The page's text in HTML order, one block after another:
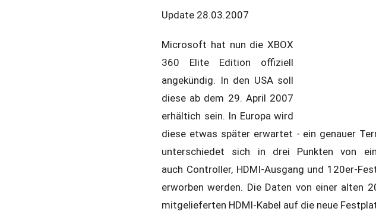
Update 28.03.2007
Microsoft hat nun die XBOX
360 Elite Edition offiziell
angekündig. In den USA soll
diese ab dem 29. April 2007
erhältich sein. In Europa wird
diese etwas später erwartet - ein genauer
unterschiedet sich in drei Punkten von
auch Controller, HDMI-Ausgang und 120er-
erworben werden. Die Daten von einer alten
mitgelieferten HDMI-Kabel auf die neue